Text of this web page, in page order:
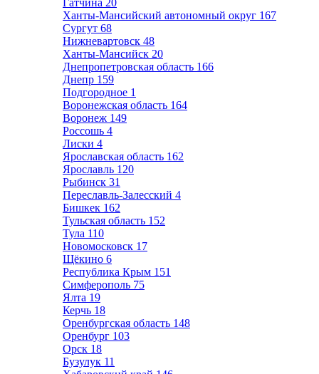
Гатчина 20
Ханты-Мансийский автономный округ 167
Сургут 68
Нижневартовск 48
Ханты-Мансийск 20
Днепропетровская область 166
Днепр 159
Подгородное 1
Воронежская область 164
Воронеж 149
Россошь 4
Лиски 4
Ярославская область 162
Ярославль 120
Рыбинск 31
Переславль-Залесский 4
Бишкек 162
Тульская область 152
Тула 110
Новомосковск 17
Щёкино 6
Республика Крым 151
Симферополь 75
Ялта 19
Керчь 18
Оренбургская область 148
Оренбург 103
Орск 18
Бузулук 11